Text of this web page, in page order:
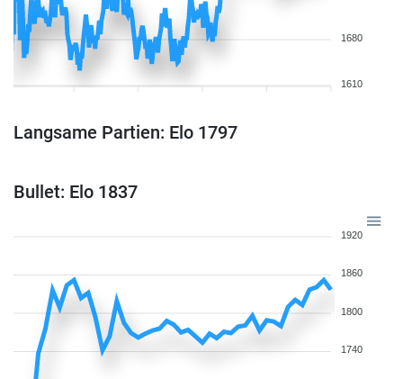
1680
1610
Langsame Partien: Elo 1797
Bullet: Elo 1837
1920
1860
1800
1740